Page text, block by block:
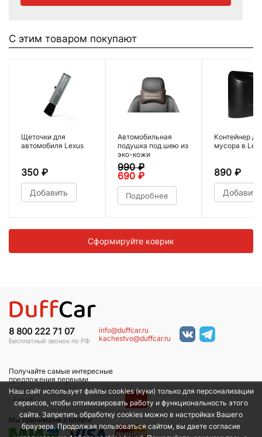
С этим товаром покупают
Щеточки для
автомобиля Lexus
350 ₽
Добавить
Автомобильная
подушка под шею из
эко-кожи
990₽
690 ₽
Подробнее
Контейнер
мусора в
890 ₽
Добавить
Сформируйте коврик
8 800 222 71 07
Бесплатный звонок по РФ
info@duffcar.ru
kachestvo@duffcar.ru
Получайте самые интересные
предложения первыми
→
Мы принимаем к оплате
Наш сайт использует файлы cookies (куки) только для персонализации
сервисов, чтобы оптимизировать работу и функциональность этого
сайта. Запретить обработку cookies можно в настройках Вашего
браузера. Продолжая пользоваться сайтом, вы даете согласие